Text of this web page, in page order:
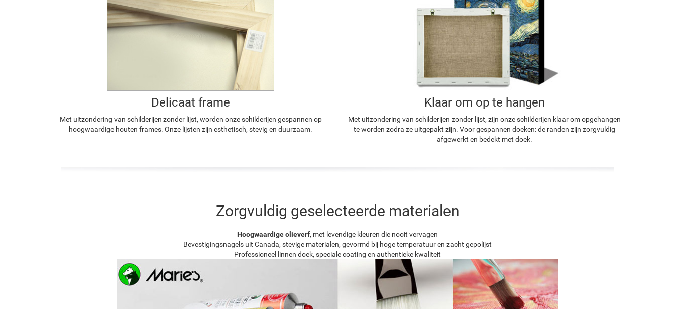
Delicaat frame
Met uitzondering van schilderijen zonder lijst, worden onze schilderijen gespannen op
hoogwaardige houten frames. Onze lijsten zijn esthetisch, stevig en duurzaam.
Klaar om op te hangen
Met uitzondering van schilderijen zonder lijst, zijn onze schilderijen klaar om opgehangen
te worden zodra ze uitgepakt zijn. Voor gespannen doeken: de randen zijn zorgvuldig
afgewerkt en bedekt met doek.
Zorgvuldig geselecteerde materialen
Hoogwaardige olieverf, met levendige kleuren die nooit vervagen
Bevestigingsnagels uit Canada, stevige materialen, gevormd bij hoge temperatuur en zacht gepolijst
Professioneel linnen doek, speciale coating en authentieke kwaliteit